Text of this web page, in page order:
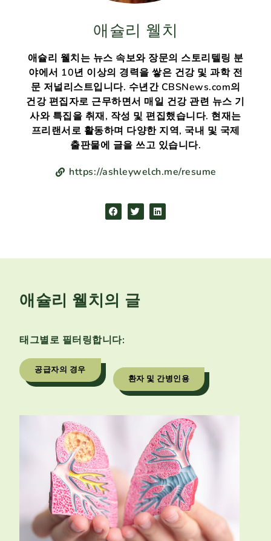
애슐리 웰치
애슐리 웰치는 뉴스 속보와 장문의 스토리텔링 분
야에서 10년 이상의 경력을 쌓은 건강 및 과학 전
문 저널리스트입니다. 수년간 CBSNews.com의
건강 편집자로 근무하면서 매일 건강 관련 뉴스 기
사와 특집을 취재, 작성 및 편집했습니다. 현재는
프리랜서로 활동하며 다양한 지역, 국내 및 국제
출판물에 글을 쓰고 있습니다.
https://ashleywelch.me/resume
애슐리 웰치의 글
태그별로 필터링합니다:
공급자의 경우
환자 및 간병인용